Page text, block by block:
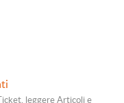
leggere Articoli e